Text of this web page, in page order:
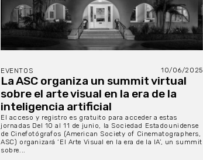
EVENTOS 10/06/2025
La ASC organiza un summit virtual
sobre el arte visual en la era de la
inteligencia artificial
El acceso y registro es gratuito para acceder a estas
jornadas Del 10 al 11 de junio, la Sociedad Estadounidense
de Cinefotógrafos (American Society of Cinematographers,
ASC) organizará ‘El Arte Visual en la era de la IA’, un summit
sobre...